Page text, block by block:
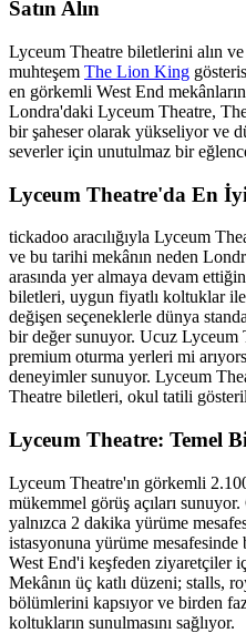
Satın Alın
Lyceum Theatre biletlerini alın
muhteşem The Lion King
en görkemli West End
Londra'daki Lyceum Theatre,
bir şaheser olarak yükseliyor ve
severler için unutulmaz bir
Lyceum Theatre'da En
tickadoo aracılığıyla Lyceum
ve bu tarihi mekânın neden
arasında yer almaya devam
biletleri, uygun fiyatlı koltuklar
değişen seçeneklerle dünya
bir değer sunuyor. Ucuz
premium oturma yerleri mi
deneyimler sunuyor. Lyceum
Theatre biletleri, okul tatili
Lyceum Theatre: Temel
Lyceum Theatre'ın görkemli
mükemmel görüş açıları
yalnızca 2 dakika yürüme
istasyonuna yürüme
West End'i keşfeden ziyaretçiler
Mekânın üç katlı düzeni; stalls,
bölümlerini kapsıyor ve birden
koltukların sunulmasını sağlıyor.